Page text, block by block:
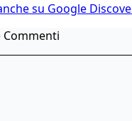
su Google
Commenti